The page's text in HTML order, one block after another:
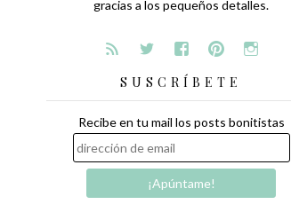
gracias a los pequeños detalles.
SUSCRÍBETE
Recibe en tu mail los posts bonitistas